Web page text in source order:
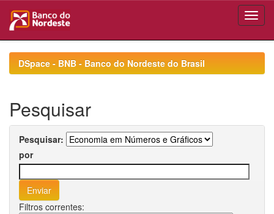
navigationDSpace - BNB - Banco do Nordeste do Brasil
Pesquisar
Pesquisar:
por
Filtros correntes: